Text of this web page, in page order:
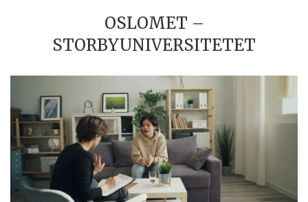
OSLOMET –
STORBYUNIVERSITETET